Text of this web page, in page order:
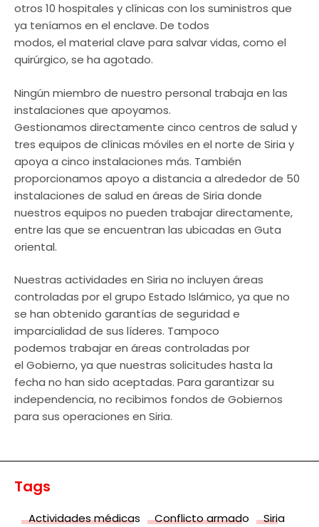
otros 10 hospitales y clínicas con los suministros que
ya teníamos en el enclave. De todos
modos, el material clave para salvar vidas, como el
quirúrgico, se ha agotado.
Ningún miembro de nuestro personal trabaja en las
instalaciones que apoyamos.
Gestionamos directamente cinco centros de salud y
tres equipos de clínicas móviles en el norte de Siria y
apoya a cinco instalaciones más. También
proporcionamos apoyo a distancia a alrededor de 50
instalaciones de salud en áreas de Siria donde
nuestros equipos no pueden trabajar directamente,
entre las que se encuentran las ubicadas en Guta
oriental.
Nuestras actividades en Siria no incluyen áreas
controladas por el grupo Estado Islámico, ya que no
se han obtenido garantías de seguridad e
imparcialidad de sus líderes. Tampoco
podemos trabajar en áreas controladas por
el Gobierno, ya que nuestras solicitudes hasta la
fecha no han sido aceptadas. Para garantizar su
independencia, no recibimos fondos de Gobiernos
para sus operaciones en Siria.
Tags
Actividades médicas Conflicto armado
Siria